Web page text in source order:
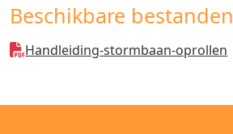
Beschikbare bestanden
Handleiding-stormbaan-oprollen